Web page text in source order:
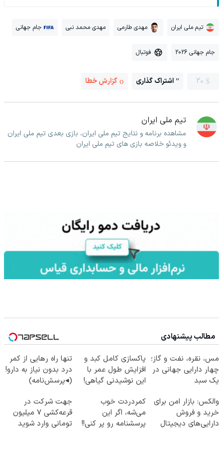
تیم ملی ایران مهدی طارمی مهدی محمد نبی جام جهانی
جام جهانی 2026 فوتبال
20 اشتراک گذاری گزارش خطا
تیم ملی ایران
مشاهده برنامه و نتایج تیم ملی ایران، بازی بعدی تیم ملی ایران
و ویدئو خلاصه بازی های تیم ملی ایران
مطالب پیشنهادی
مس، نقره، نفت و گاز؛
چهار دارایی جهانی در
یک سبد
پاکسازی کامل کبد و
افزایش طول عمر با
این نوشیدنی گیاهی!
تنها راه رهایی از کمر
درد بدون نیاز به دارو!
(◂پرسش‌نامه)
والکس: بازار امن برای
خرید و فروش
دارایی‌های دیجیتال
کمردردت خوب
می‌شه، اگر این
پرسشنامه رو پر کنی!!
جهت شرکت در
قرعه‌کشی ۷ میلیون
تومانی وارد شوید